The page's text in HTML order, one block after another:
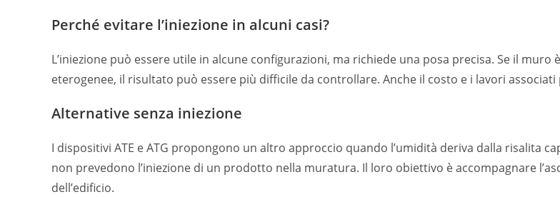
Perché evitare l’iniezione in alcuni casi?
L’iniezione può essere utile in alcune configurazioni, ma richiede una posa precisa. Se il
eterogenee, il risultato può essere più difficile da controllare. Anche il costo e i lavori
Alternative senza iniezione
I dispositivi ATE e ATG propongono un altro approccio quando l’umidità deriva dalla risalita
non prevedono l’iniezione di un prodotto nella muratura. Il loro obiettivo è accompagnare
dell’edificio.